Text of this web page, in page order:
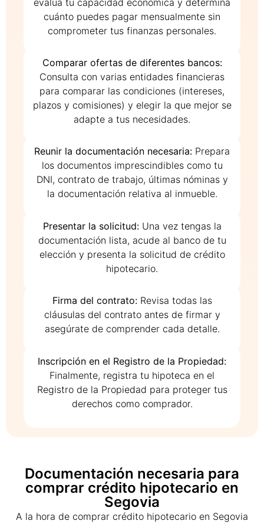
cuánto puedes pagar mensualmente sin
comprometer tus finanzas personales.
Comparar ofertas de diferentes bancos:
Consulta con varias entidades financieras
para comparar las condiciones (intereses,
plazos y comisiones) y elegir la que mejor se
adapte a tus necesidades.
Reunir la documentación necesaria: Prepara
los documentos imprescindibles como tu
DNI, contrato de trabajo, últimas nóminas y
la documentación relativa al inmueble.
Presentar la solicitud:Una vez tengas la
documentación lista, acude al banco de tu
elección y presenta la solicitud de crédito
hipotecario.
Firma del contrato:Revisa todas las
cláusulas del contrato antes de firmar y
asegúrate de comprender cada detalle.
Inscripción en el Registro de la Propiedad:
Finalmente, registra tu hipoteca en el
Registro de la Propiedad para proteger tus
derechos como comprador.
Documentación necesaria para
comprar crédito hipotecario en
Segovia
A la hora de comprar crédito hipotecario en Segovia